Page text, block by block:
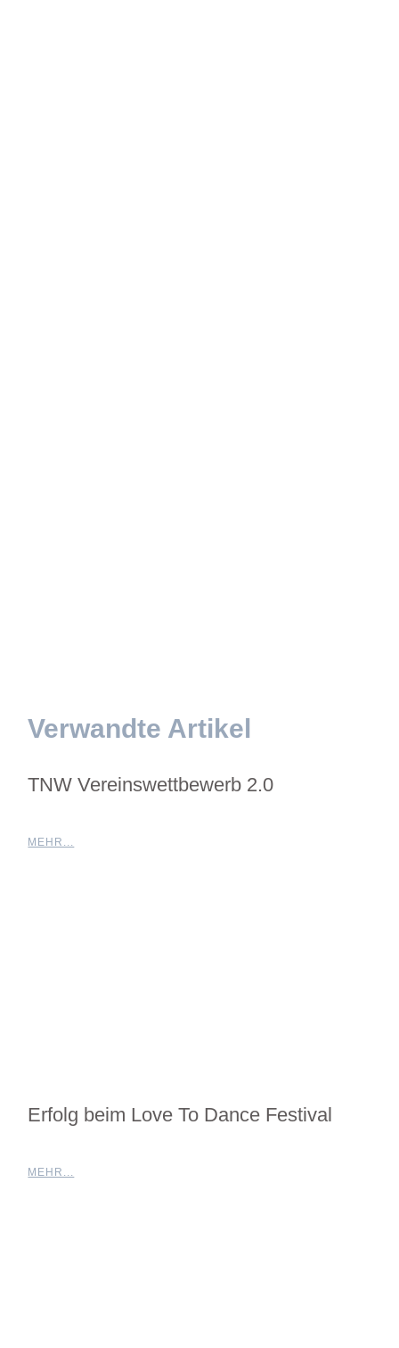
Verwandte Artikel
TNW Vereinswettbewerb 2.0
MEHR...
Erfolg beim Love To Dance Festival
MEHR...